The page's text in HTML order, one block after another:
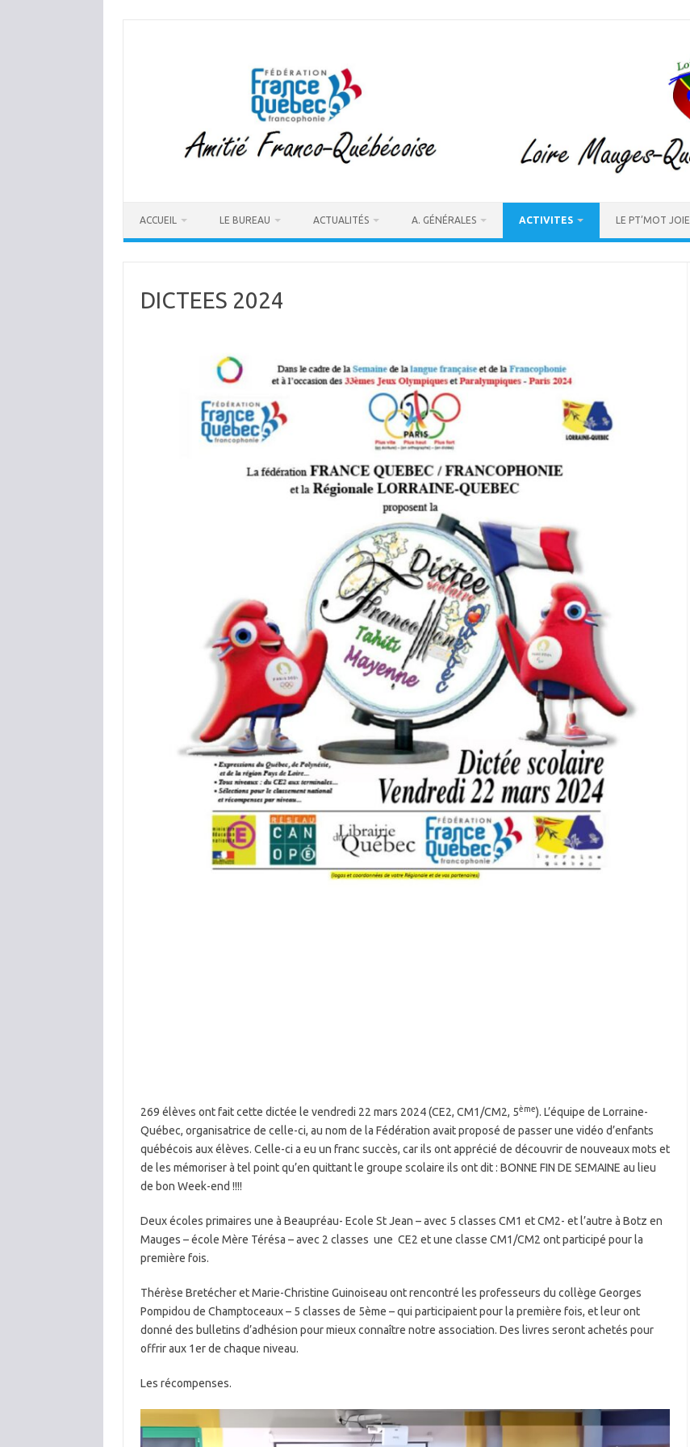
ACCUEIL LE BUREAU ACTUALITÉS A. GÉNÉRALES ACTIVITES LE PT’MOT JOIE
DICTEES 2024
269 élèves ont fait cette dictée le vendredi 22 mars 2024 (CE2, CM1/CM2, 5ème). L’équipe de Lorraine-
Québec, organisatrice de celle-ci, au nom de la Fédération avait proposé de passer une vidéo d’enfants
québécois aux élèves. Celle-ci a eu un franc succès, car ils ont apprécié de découvrir de nouveaux mots et
de les mémoriser à tel point qu’en quittant le groupe scolaire ils ont dit : BONNE FIN DE SEMAINE au lieu
de bon Week-end !!!!
Deux écoles primaires une à Beaupréau- Ecole St Jean – avec 5 classes CM1 et CM2- et l’autre à Botz en
Mauges – école Mère Térésa – avec 2 classes une CE2 et une classe CM1/CM2 ont participé pour la
première fois.
Thérèse Bretécher et Marie-Christine Guinoiseau ont rencontré les professeurs du collège Georges
Pompidou de Champtoceaux – 5 classes de 5ème – qui participaient pour la première fois, et leur ont
donné des bulletins d’adhésion pour mieux connaître notre association. Des livres seront achetés pour
offrir aux 1er de chaque niveau.
Les récompenses.